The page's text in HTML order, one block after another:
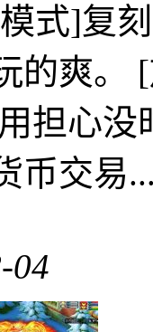
式]复
的爽。
担心没
币交易
04